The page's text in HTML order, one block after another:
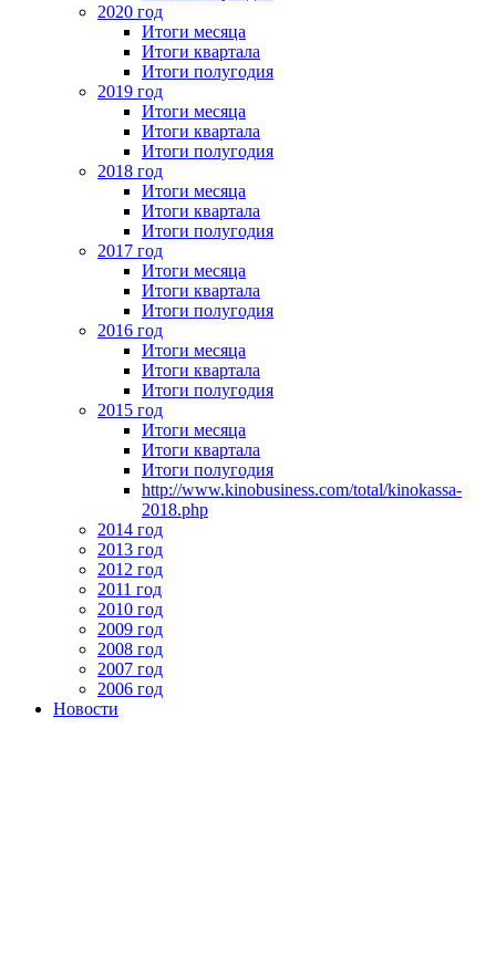
2020 год
Итоги месяца
Итоги квартала
Итоги полугодия
2019 год
Итоги месяца
Итоги квартала
Итоги полугодия
2018 год
Итоги месяца
Итоги квартала
Итоги полугодия
2017 год
Итоги месяца
Итоги квартала
Итоги полугодия
2016 год
Итоги месяца
Итоги квартала
Итоги полугодия
2015 год
Итоги месяца
Итоги квартала
Итоги полугодия
http://www.kinobusiness.com/total/kinokassa-
2018.php
2014 год
2013 год
2012 год
2011 год
2010 год
2009 год
2008 год
2007 год
2006 год
Новости